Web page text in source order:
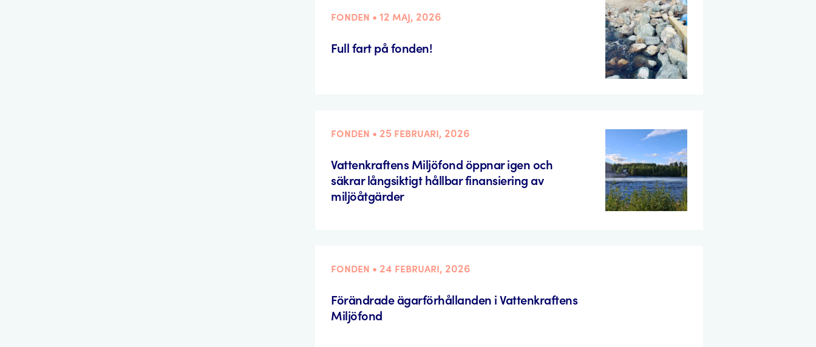
fonden • 12 maj, 2026
Full fart på fonden!
fonden • 25 februari, 2026
Vattenkraftens Miljöfond öppnar igen och
säkrar långsiktigt hållbar finansiering av
miljöåtgärder
fonden • 24 februari, 2026
Förändrade ägarförhållanden i Vattenkraftens
Miljöfond